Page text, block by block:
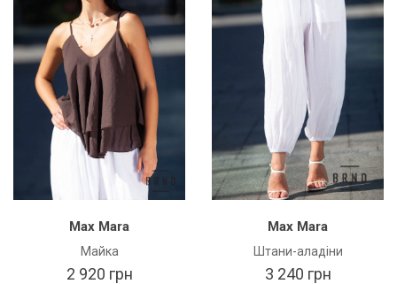
Max Mara
Майка
2 920 грн
Max Mara
Штани-аладіни
3 240 грн